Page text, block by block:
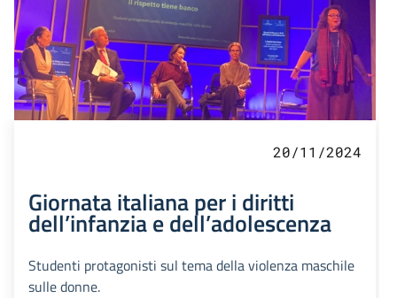
20/11/2024
Giornata italiana per i diritti
dell’infanzia e dell’adolescenza
Studenti protagonisti sul tema della violenza maschile
sulle donne.